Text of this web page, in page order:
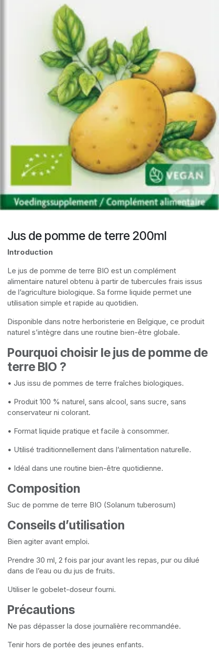
Jus de pomme de terre 200ml
Introduction
Le jus de pomme de terre BIO est un complément
alimentaire naturel obtenu à partir de tubercules frais issus
de l’agriculture biologique. Sa forme liquide permet une
utilisation simple et rapide au quotidien.
Disponible dans notre herboristerie en Belgique, ce produit
naturel s’intègre dans une routine bien-être globale.
Pourquoi choisir le jus de pomme de
terre BIO ?
• Jus issu de pommes de terre fraîches biologiques.
• Produit 100 % naturel, sans alcool, sans sucre, sans
conservateur ni colorant.
• Format liquide pratique et facile à consommer.
• Utilisé traditionnellement dans l’alimentation naturelle.
• Idéal dans une routine bien-être quotidienne.
Composition
Suc de pomme de terre BIO (Solanum tuberosum)
Conseils d’utilisation
Bien agiter avant emploi.
Prendre 30 ml, 2 fois par jour avant les repas, pur ou dilué
dans de l’eau ou du jus de fruits.
Utiliser le gobelet-doseur fourni.
Précautions
Ne pas dépasser la dose journalière recommandée.
Tenir hors de portée des jeunes enfants.